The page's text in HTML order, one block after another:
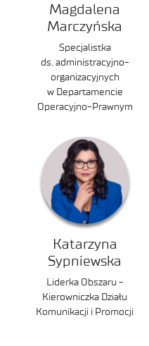
Magdalena
Marczyńska
Specjalistka
ds. administracyjno-
organizacyjnych
w Departamencie
Operacyjno-Prawnym
Katarzyna
Sypniewska
Liderka Obszaru -
Kierowniczka Działu
Komunikacji i Promocji